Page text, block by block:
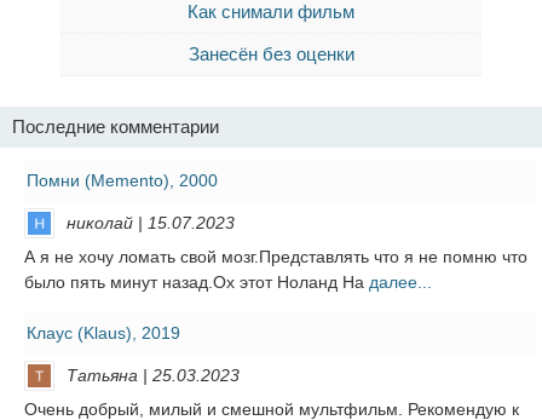
Как снимали фильм
Занесён без оценки
Последние комментарии
Помни (Memento), 2000
николай | 15.07.2023
А я не хочу ломать свой мозг.Представлять что я не помню что
было пять минут назад.Ох этот Ноланд На далее...
Клаус (Klaus), 2019
Татьяна | 25.03.2023
Очень добрый, милый и смешной мультфильм. Рекомендую к